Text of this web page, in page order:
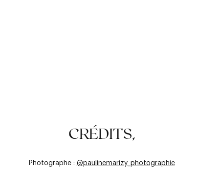
LE SYMBOLE
LES ACCESSOIRES
LES SOULIERS
CRÉDITS,
Photographe : @paulinemarizy_photographie